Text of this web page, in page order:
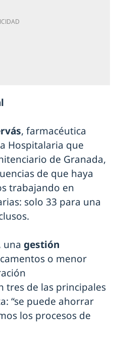
, farmacéutica
Hospitalaria que
de Granada,
de que haya
trabajando en
solo 33 para una
una gestión
o menor
tres de las principales
“se puede ahorrar
los procesos de